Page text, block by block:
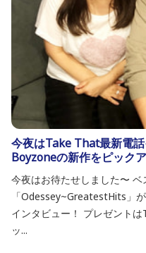
今夜はTake That最新電話
Boyzoneの新作をピック
今夜はお待たせしました〜 ベ
「Odessey~GreatestHits」
インタビュー！ プレゼント
ッ...